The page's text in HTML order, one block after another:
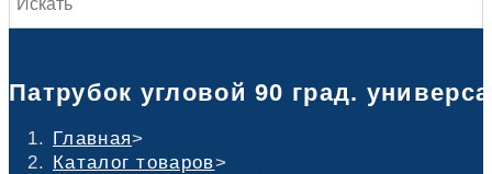
Патрубок угловой 90 град.
Главная>
Каталог товаров>